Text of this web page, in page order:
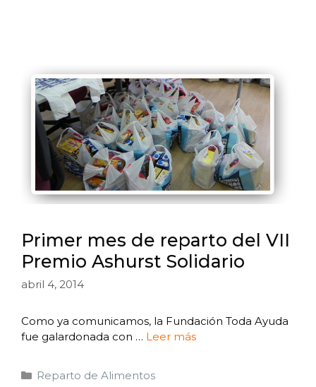
Primer mes de reparto del VII
Premio Ashurst Solidario
abril 4, 2014
Como ya comunicamos, la Fundación Toda Ayuda
fue galardonada con … Leer más
Reparto de Alimentos